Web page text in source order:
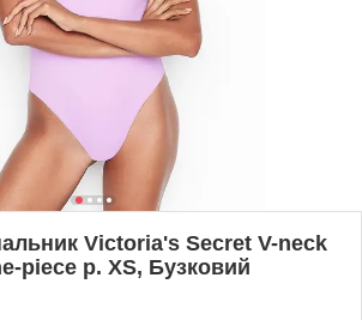
Victoria's Secret V-neck
piece р. XS, Бузковий